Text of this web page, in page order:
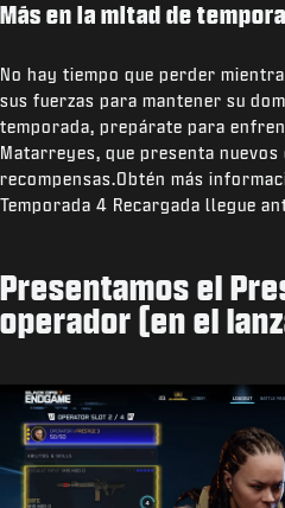
Más en la mitad de
No hay tiempo que perder
sus fuerzas para mantener su
temporada, prepárate para
Matarreyes, que presenta nuevos
recompensas.Obtén más
Temporada 4 Recargada llegue
Presentamos el
operador (en el